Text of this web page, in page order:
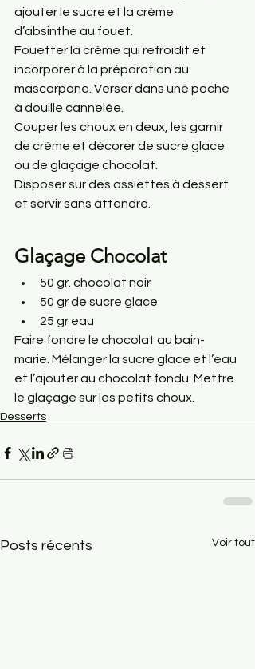
ajouter le sucre et la crème
d’absinthe au fouet.
Fouetter la crème qui refroidit et
incorporer à la préparation au
mascarpone. Verser dans une poche
à douille cannelée.
Couper les choux en deux, les garnir
de crème et décorer de sucre glace
ou de glaçage chocolat.
Disposer sur des assiettes à dessert
et servir sans attendre.
Glaçage Chocolat
50 gr. chocolat noir
50 gr de sucre glace
25 gr eau
Faire fondre le chocolat au bain-
marie. Mélanger la sucre glace et l’eau
et l’ajouter au chocolat fondu. Mettre
le glaçage sur les petits choux.
Desserts
Posts récents Voir tout